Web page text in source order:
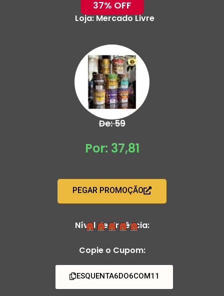
37% OFF
Loja:Mercado Livre
De: 59
Por: 37,81
PEGAR PROMOÇÃO
Nível de Urgência:
Copie o Cupom:
ESQUENTA6DO6COM11